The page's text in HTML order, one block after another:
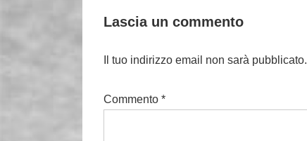
Lascia un commento
Il tuo indirizzo email non sarà pubblicato.
Commento *